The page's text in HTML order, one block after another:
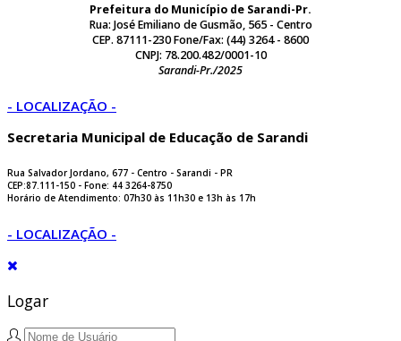
Prefeitura do Município de Sarandi-Pr.
Rua: José Emiliano de Gusmão, 565 - Centro
CEP. 87111-230 Fone/Fax: (44) 3264 - 8600
CNPJ: 78.200.482/0001-10
Sarandi-Pr./2025
- LOCALIZAÇÃO -
Secretaria Municipal de Educação de Sarandi
Rua Salvador Jordano, 677 - Centro - Sarandi - PR
CEP:87.111-150 - Fone: 44 3264-8750
Horário de Atendimento: 07h30 às 11h30 e 13h às 17h
- LOCALIZAÇÃO -
Logar